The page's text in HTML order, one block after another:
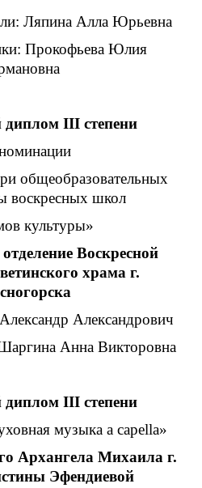
Ляпина Алла Юрьевна
Прокофьева Юлия
III степени
общеобразовательных
воскресных школ
культуры»
Воскресной
храма г.
Александрович
Анна Викторовна
III степени
музыка a capella»
Архангела Михаила г.
Эфендиевой